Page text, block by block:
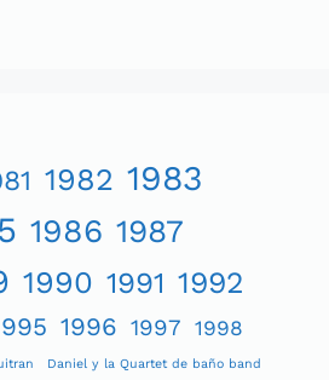
1982 1983
1986 1987
1990 1991 1992
1996 1997 1998
Daniel y la Quartet de baño band